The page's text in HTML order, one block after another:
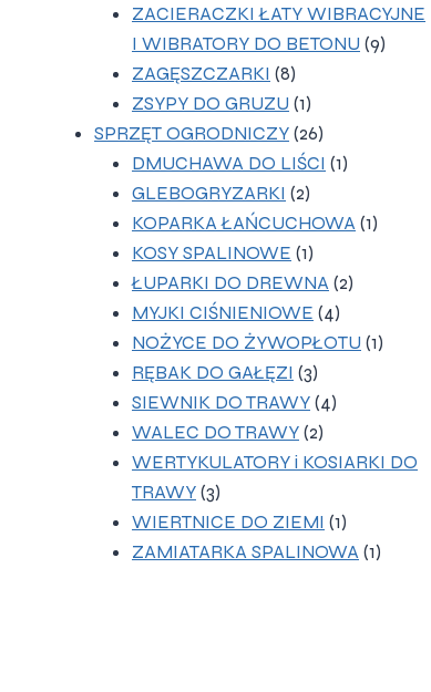
produkty
ZACIERACZKI ŁATY WIBRACYJNE
I WIBRATORY DO BETONU 99
ZAGĘSZCZARKI 88
produktów
ZSYPY DO GRUZU 11
produkt
SPRZĘT OGRODNICZY 2626
produktów
DMUCHAWA DO LIŚCI 11
GLEBOGRYZARKI 22
produkty
KOPARKA ŁAŃCUCHOWA 11
KOSY SPALINOWE 11
produkt
ŁUPARKI DO DREWNA 22
MYJKI CIŚNIENIOWE 44
produkty
NOŻYCE DO ŻYWOPŁOTU 11
RĘBAK DO GAŁĘZI 33
produkty
SIEWNIK DO TRAWY 44
WALEC DO TRAWY 22
produkty
WERTYKULATORY i KOSIARKI DO
TRAWY 33
produkty
WIERTNICE DO ZIEMI 11
produkt
ZAMIATARKA SPALINOWA 11